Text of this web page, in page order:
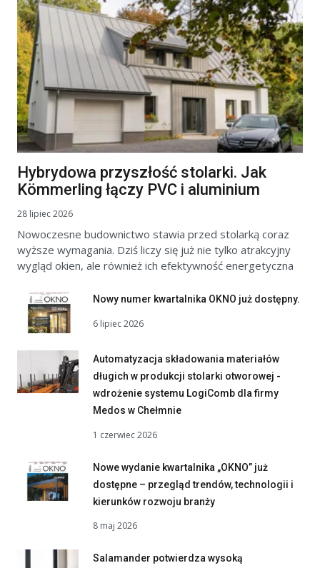
Hybrydowa przyszłość stolarki. Jak
Kömmerling łączy PVC i aluminium
28 lipiec 2026
Nowoczesne budownictwo stawia przed stolarką coraz
wyższe wymagania. Dziś liczy się już nie tylko atrakcyjny
wygląd okien, ale również ich efektywność energetyczna
Nowy numer kwartalnika OKNO już dostępny.
6 lipiec 2026
Automatyzacja składowania materiałów
długich w produkcji stolarki otworowej -
wdrożenie systemu LogiComb dla firmy
Medos w Chełmnie
1 czerwiec 2026
Nowe wydanie kwartalnika „OKNO” już
dostępne – przegląd trendów, technologii i
kierunków rozwoju branży
8 maj 2026
Salamander potwierdza wysoką